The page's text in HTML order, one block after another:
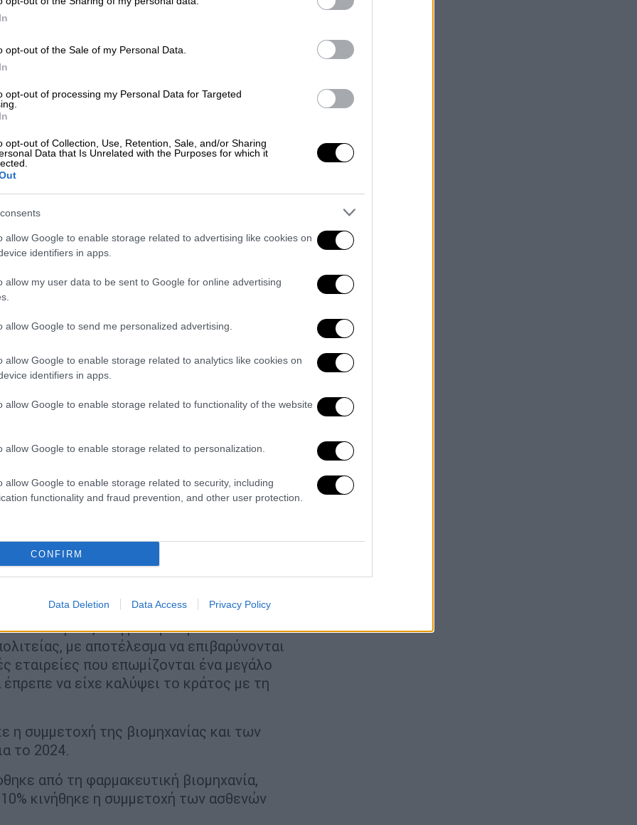
opt-out of the Sale of my Personal Data.
opt-out of processing my Personal Data for Targeted
opt-out of Collection, Use, Retention, Sale, and/or Sharing
Data that Is Unrelated with the Purposes for which it
allow Google to enable storage related to advertising like cookies on
identifiers in apps.
allow my user data to be sent to Google for online advertising
allow Google to send me personalized advertising.
allow Google to enable storage related to analytics like cookies on
identifiers in apps.
allow Google to enable storage related to functionality of the website
allow Google to enable storage related to personalization.
allow Google to enable storage related to security, including
functionality and fraud prevention, and other user protection.
CONFIRM
Data Deletion Data Access Privacy Policy
Όποιος δεν κάνει τη δουλειά του θα
για πρώτη φορά στην Ελλάδα – Τι
Βιομηχανικών Ερευνών
Ελλάδος(ΣΦΕΕ) για το 2024, δείχνει
για φαρμακευτικές θεραπείες
που καλύφθηκε από τηφαρμακευτική
οι Έλληνες ασθενείς αναγκάστηκαν να
από την τσέπη τους για να
2023. Όπως προκύπτει από την έρευνα
από τα 740 εκατ. ευρώ που ήταν
πολίτες, αφού υποχρεώνονται να βάλουν
τους
ότι οι ασθενείς στη χώρα μας για
πρέπει να καταβάλουν περισσότερα
δαπάνη υγείας των νοικοκυριών
στη φαρμακευτική περίθαλψη
αναγκών.
βαρύτερο φορτίο για την ελληνική
ότι οι θεραπείες κοστίζουν κάθε
κυρίως στη μειωμένη
με αποτέλεσμα να επιβαρύνονται
εταιρείες που επωμίζονται ένα μεγάλο
να είχε καλύψει το κράτος με τη
η συμμετοχή της βιομηχανίας και των
το 2024.
από τη φαρμακευτική βιομηχανία,
κινήθηκε η συμμετοχή των ασθενών